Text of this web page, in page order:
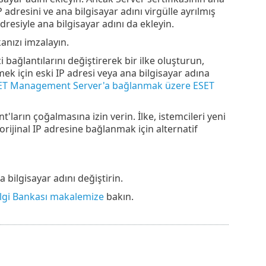
ve ana bilgisayar adını virgülle ayrılmış
ana bilgisayar adını da ekleyin.
imzalayın.
bağlantılarını değiştirerek bir ilke oluşturun,
için eski IP adresi veya ana bilgisayar adına
Management Server'a bağlanmak üzere ESET
çoğalmasına izin verin. İlke, istemcileri yeni
IP adresine bağlanmak için alternatif
bilgisayar adını değiştirin.
Bankası makalemizebakın.